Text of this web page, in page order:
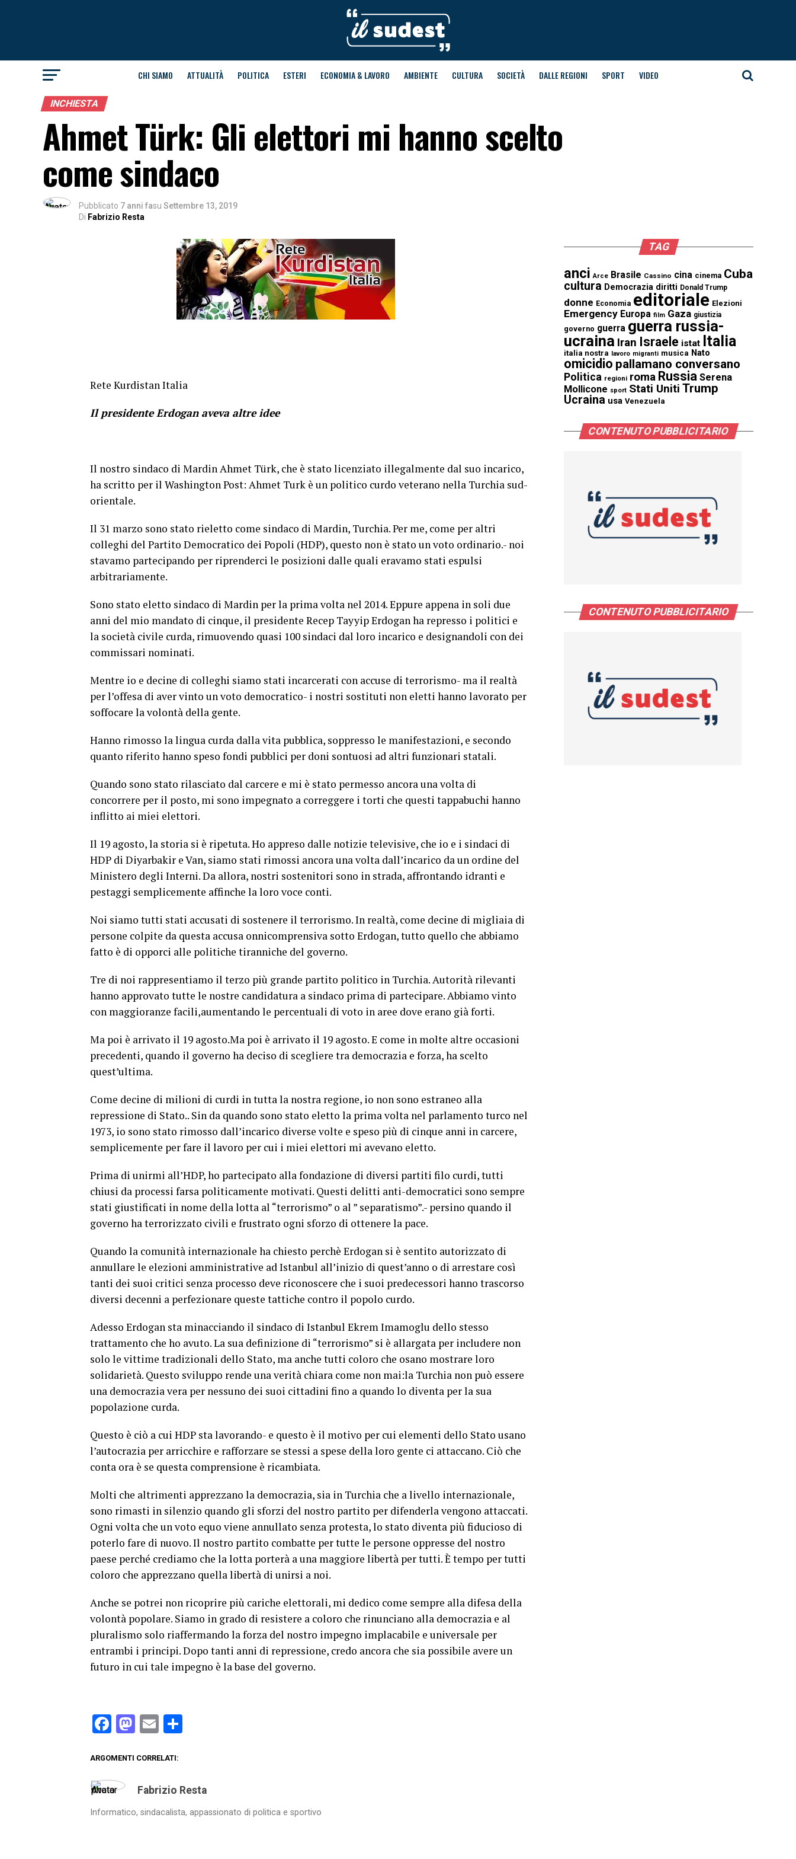
CHI SIAMO ATTUALITÀ POLITICA ESTERI ECONOMIA & LAVORO AMBIENTE CULTURA SOCIETÀ DALLE REGIONI SPORT VIDEO
INCHIESTA
Ahmet Türk: Gli elettori mi hanno scelto
come sindaco
Pubblicato 7 anni fasu Settembre 13, 2019
Di Fabrizio Resta
Rete Kurdistan Italia
Il presidente Erdogan aveva altre idee
Il nostro sindaco di Mardin Ahmet Türk, che è stato licenziato illegalmente dal suo incarico,
ha scritto per il Washington Post: Ahmet Turk è un politico curdo veterano nella Turchia sud-
orientale.
Il 31 marzo sono stato rieletto come sindaco di Mardin, Turchia. Per me, come per altri
colleghi del Partito Democratico dei Popoli (HDP), questo non è stato un voto ordinario.- noi
stavamo partecipando per riprenderci le posizioni dalle quali eravamo stati espulsi
arbitrariamente.
Sono stato eletto sindaco di Mardin per la prima volta nel 2014. Eppure appena in soli due
anni del mio mandato di cinque, il presidente Recep Tayyip Erdogan ha represso i politici e
la società civile curda, rimuovendo quasi 100 sindaci dal loro incarico e designandoli con dei
commissari nominati.
Mentre io e decine di colleghi siamo stati incarcerati con accuse di terrorismo- ma il realtà
per l’offesa di aver vinto un voto democratico- i nostri sostituti non eletti hanno lavorato per
soffocare la volontà della gente.
Hanno rimosso la lingua curda dalla vita pubblica, soppresso le manifestazioni, e secondo
quanto riferito hanno speso fondi pubblici per doni sontuosi ad altri funzionari statali.
Quando sono stato rilasciato dal carcere e mi è stato permesso ancora una volta di
concorrere per il posto, mi sono impegnato a correggere i torti che questi tappabuchi hanno
inflitto ai miei elettori.
Il 19 agosto, la storia si è ripetuta. Ho appreso dalle notizie televisive, che io e i sindaci di
HDP di Diyarbakir e Van, siamo stati rimossi ancora una volta dall’incarico da un ordine del
Ministero degli Interni. Da allora, nostri sostenitori sono in strada, affrontando idranti e
pestaggi semplicemente affinche la loro voce conti.
Noi siamo tutti stati accusati di sostenere il terrorismo. In realtà, come decine di migliaia di
persone colpite da questa accusa onnicomprensiva sotto Erdogan, tutto quello che abbiamo
fatto è di opporci alle politiche tiranniche del governo.
Tre di noi rappresentiamo il terzo più grande partito politico in Turchia. Autorità rilevanti
hanno approvato tutte le nostre candidatura a sindaco prima di partecipare. Abbiamo vinto
con maggioranze facili,aumentando le percentuali di voto in aree dove erano già forti.
Ma poi è arrivato il 19 agosto.Ma poi è arrivato il 19 agosto. E come in molte altre occasioni
precedenti, quando il governo ha deciso di scegliere tra democrazia e forza, ha scelto
quest’ultima.
Come decine di milioni di curdi in tutta la nostra regione, io non sono estraneo alla
repressione di Stato.. Sin da quando sono stato eletto la prima volta nel parlamento turco nel
1973, io sono stato rimosso dall’incarico diverse volte e speso più di cinque anni in carcere,
semplicemente per fare il lavoro per cui i miei elettori mi avevano eletto.
Prima di unirmi all’HDP, ho partecipato alla fondazione di diversi partiti filo curdi, tutti
chiusi da processi farsa politicamente motivati. Questi delitti anti-democratici sono sempre
stati giustificati in nome della lotta al “terrorismo” o al ” separatismo”.- persino quando il
governo ha terrorizzato civili e frustrato ogni sforzo di ottenere la pace.
Quando la comunità internazionale ha chiesto perchè Erdogan si è sentito autorizzato di
annullare le elezioni amministrative ad Istanbul all’inizio di quest’anno o di arrestare così
tanti dei suoi critici senza processo deve riconoscere che i suoi predecessori hanno trascorso
diversi decenni a perfezionare queste tattiche contro il popolo curdo.
Adesso Erdogan sta minacciando il sindaco di Istanbul Ekrem Imamoglu dello stesso
trattamento che ho avuto. La sua definizione di “terrorismo” si è allargata per includere non
solo le vittime tradizionali dello Stato, ma anche tutti coloro che osano mostrare loro
solidarietà. Questo sviluppo rende una verità chiara come non mai:la Turchia non può essere
una democrazia vera per nessuno dei suoi cittadini fino a quando lo diventa per la sua
popolazione curda.
Questo è ciò a cui HDP sta lavorando- e questo è il motivo per cui elementi dello Stato usano
l’autocrazia per arricchire e rafforzare se stessi a spese della loro gente ci attaccano. Ciò che
conta ora è se questa comprensione è ricambiata.
Molti che altrimenti apprezzano la democrazia, sia in Turchia che a livello internazionale,
sono rimasti in silenzio quando gli sforzi del nostro partito per difenderla vengono attaccati.
Ogni volta che un voto equo viene annullato senza protesta, lo stato diventa più fiducioso di
poterlo fare di nuovo. Il nostro partito combatte per tutte le persone oppresse del nostro
paese perché crediamo che la lotta porterà a una maggiore libertà per tutti. È tempo per tutti
coloro che apprezzano quella libertà di unirsi a noi.
Anche se potrei non ricoprire più cariche elettorali, mi dedico come sempre alla difesa della
volontà popolare. Siamo in grado di resistere a coloro che rinunciano alla democrazia e al
pluralismo solo riaffermando la forza del nostro impegno implacabile e universale per
entrambi i principi. Dopo tanti anni di repressione, credo ancora che sia possibile avere un
futuro in cui tale impegno è la base del governo.
Facebook
Mastodon
Email
ARGOMENTI CORRELATI:
Fabrizio Resta
Informatico, sindacalista, appassionato di politica e sportivo
TAG
anci Arce Brasile Cassino cina cinema Cuba
cultura Democrazia diritti Donald Trump
donne Economia editoriale Elezioni
Emergency Europa film Gaza giustizia
governo guerra guerra russia-
ucraina Iran Israele istat Italia
italia nostra lavoro migranti musica Nato
omicidio pallamano conversano
Politica regioni roma Russia Serena
Mollicone sport Stati Uniti Trump
Ucraina usa Venezuela
CONTENUTO PUBBLICITARIO
CONTENUTO PUBBLICITARIO